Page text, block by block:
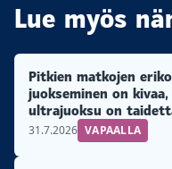
Lue myös
Pitkien matkojen
juokseminen on
ultrajuoksu on
31.7.2026 VAPAALLA